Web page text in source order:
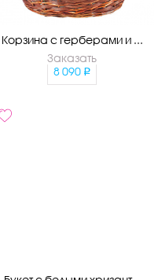
Корзина с герберами и ...
Заказать
8 090